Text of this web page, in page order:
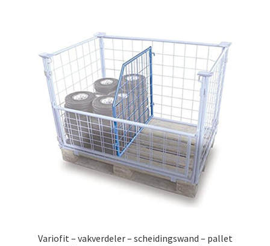
Variofit – vakverdeler – scheidingswand – pallet